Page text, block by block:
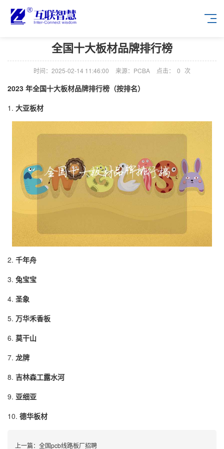
全国十大板材品牌排行榜
时间：2025-02-14 11:46:00 来源：PCBA 点击： 0 次
2023 年全国十大板材品牌排行榜（按排名）
1. 大亚板材
2. 千年舟
3. 兔宝宝
4. 圣象
5. 万华禾香板
6. 莫干山
7. 龙牌
8. 吉林森工露水河
9. 亚细亚
10. 德华板材
上一篇： 全国pcb线路板厂招聘